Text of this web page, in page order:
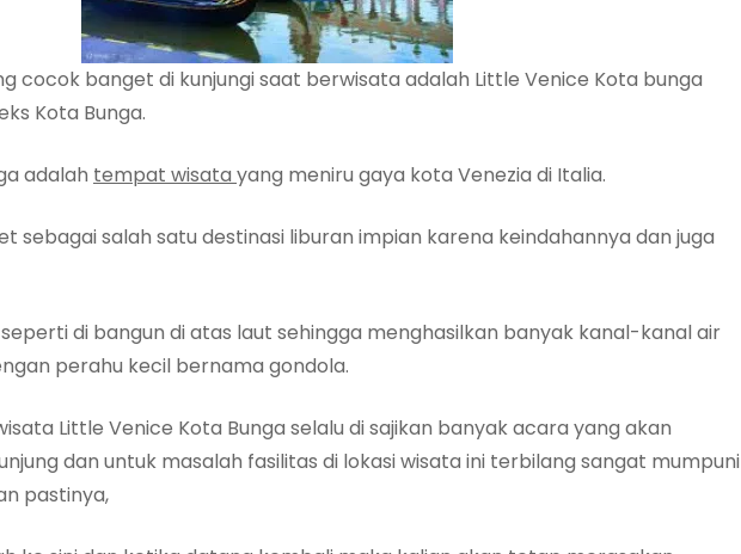
cocok banget di kunjungi saat berwisata adalah Little Venice Kota bunga
Kota Bunga.
adalah tempat wisata yang meniru gaya kota Venezia di Italia.
sebagai salah satu destinasi liburan impian karena keindahannya dan juga
di bangun di atas laut sehingga menghasilkan banyak kanal-kanal air
perahu kecil bernama gondola.
Little Venice Kota Bunga selalu di sajikan banyak acara yang akan
dan untuk masalah fasilitas di lokasi wisata ini terbilang sangat mumpuni
pastinya,